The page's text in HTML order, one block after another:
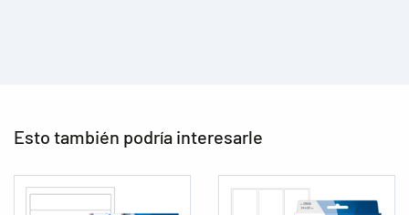
Esto también podría interesarle